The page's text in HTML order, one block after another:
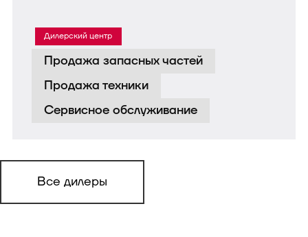
Дилерский центр
Продажа запасных частей
Продажа техники
Сервисное обслуживание
Все дилеры